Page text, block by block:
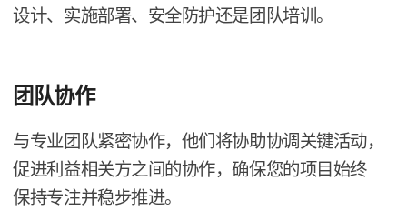
设计、​实施​部署、​安全​防护​还​是​团队​培训。
团队​协作
与​专业​团队​紧密​协作，​他们​将​协助​协调关键​活动，​
促进​利益​相​关方​之间​的​协作，​确​保​您​的​项目​始终​
保持​专注​并​稳步​推进。